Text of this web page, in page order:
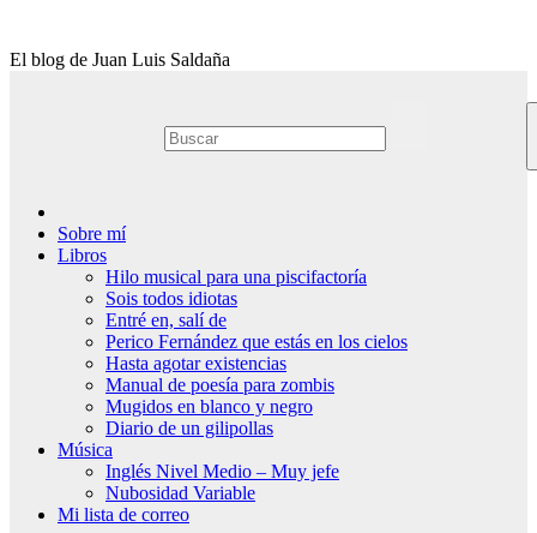
El blog de Juan Luis Saldaña
Sobre mí
Libros
Hilo musical para una piscifactoría
Sois todos idiotas
Entré en, salí de
Perico Fernández que estás en los cielos
Hasta agotar existencias
Manual de poesía para zombis
Mugidos en blanco y negro
Diario de un gilipollas
Música
Inglés Nivel Medio – Muy jefe
Nubosidad Variable
Mi lista de correo